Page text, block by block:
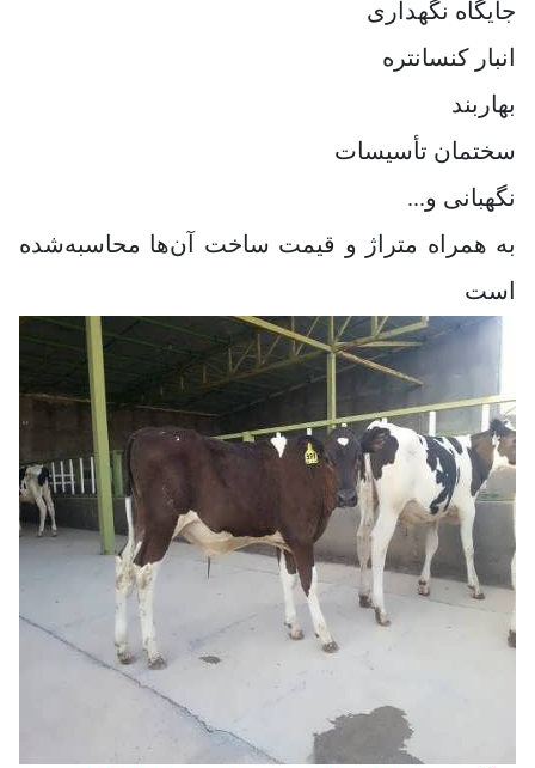
جایگاه نگهداری
انبار کنسانتره
بهاربند
سختمان تأسیسات
نگهبانی و...
به همراه متراژ و قیمت ساخت آن‌ها محاسبه‌شده
است